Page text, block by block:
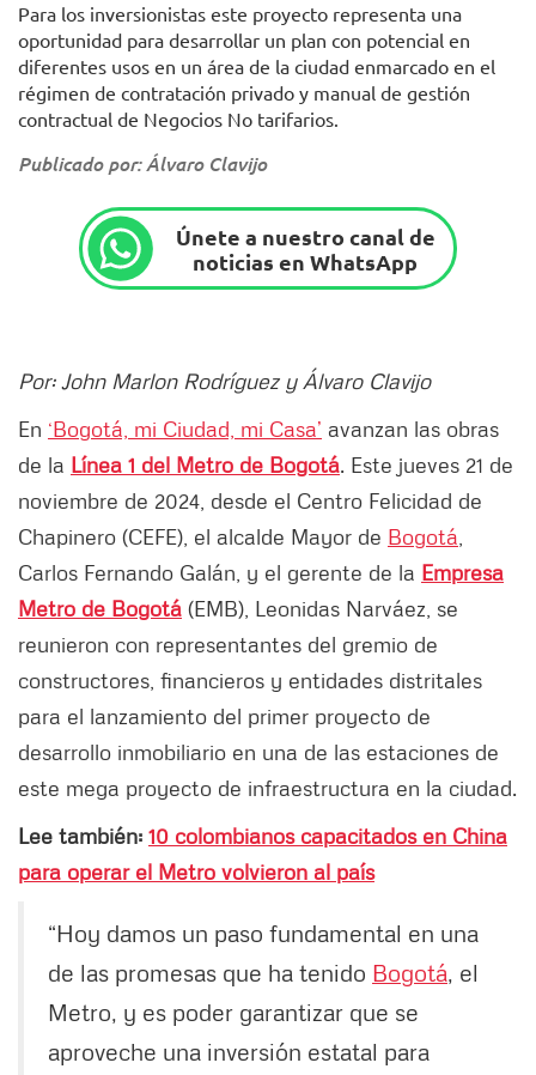
Para los inversionistas este proyecto representa una
oportunidad para desarrollar un plan con potencial en
diferentes usos en un área de la ciudad enmarcado en el
régimen de contratación privado y manual de gestión
contractual de Negocios No tarifarios.
Publicado por: Álvaro Clavijo
Únete a nuestro canal de
noticias en WhatsApp
Por: John Marlon Rodríguez y Álvaro Clavijo
En ‘Bogotá, mi Ciudad, mi Casa’ avanzan las obras
de la Línea 1 del Metro de Bogotá. Este jueves 21 de
noviembre de 2024, desde el Centro Felicidad de
Chapinero (CEFE), el alcalde Mayor de Bogotá
Carlos Fernando Galán, y el gerente de la Empresa
Metro de Bogotá (EMB), Leonidas Narváez, se
reunieron con representantes del gremio de
constructores, financieros y entidades distritales
para el lanzamiento del primer proyecto de
desarrollo inmobiliario en una de las estaciones de
este mega proyecto de infraestructura en la ciudad.
Lee también: 10 colombianos capacitados en China
para operar el Metro volvieron al país
“Hoy damos un paso fundamental en una
de las promesas que ha tenido Bogotá, el
Metro, y es poder garantizar que se
aproveche una inversión estatal para